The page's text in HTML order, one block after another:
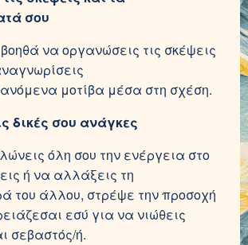
σου
να οργανώσεις τις σκέψεις
μοτίβα μέσα στη σχέση.
δικές σου ανάγκες
όλη σου την ενέργεια στο
ή να αλλάξεις τη
του άλλου, στρέψε την προσοχή
εσύ για να νιώθεις
σεβαστός/ή.